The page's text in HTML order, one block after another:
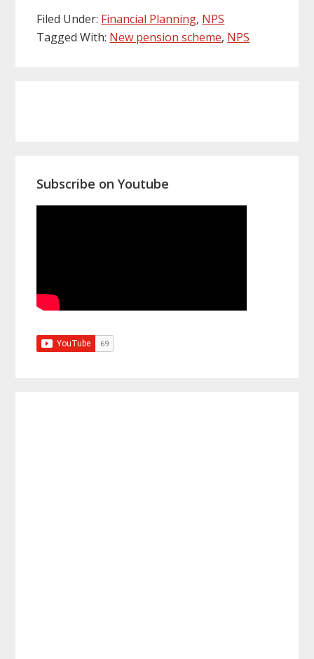
Filed Under: Financial Planning, NPS
Tagged With: New pension scheme, NPS
Subscribe on Youtube